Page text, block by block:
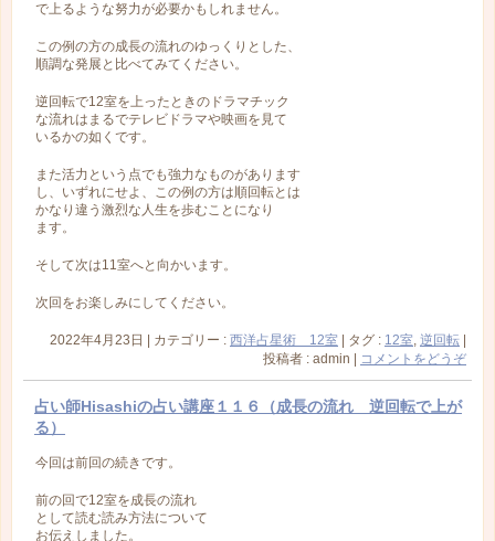
で上るような努力が必要かもしれません。
この例の方の成長の流れのゆっくりとした、
順調な発展と比べてみてください。
逆回転で12室を上ったときのドラマチック
な流れはまるでテレビドラマや映画を見て
いるかの如くです。
また活力という点でも強力なものがあります
し、いずれにせよ、この例の方は順回転とは
かなり違う激烈な人生を歩むことになり
ます。
そして次は11室へと向かいます。
次回をお楽しみにしてください。
2022年4月23日 カテゴリー : 西洋占星術 12室 タグ : 12室, 逆回転
投稿者 : admin
コメントをどうぞ
占い師Hisashiの占い講座１１６（成長の流れ 逆回転で上が
る）
今回は前回の続きです。
前の回で12室を成長の流れ
として読む読み方法について
お伝えしました。